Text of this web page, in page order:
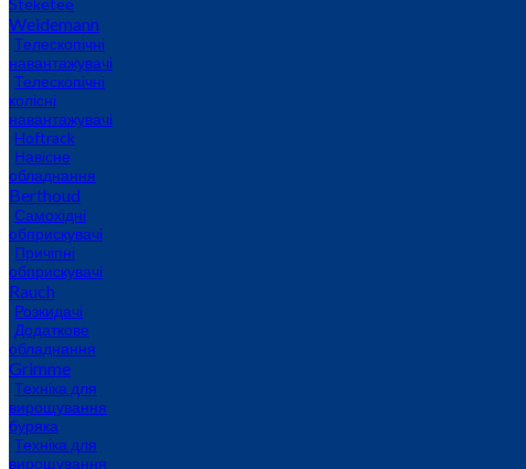
Steketee
Weidemann
Телескопічні
навантажувачі
Телескопічні
колісні
навантажувачі
Hoftrack
Навісне
обладнання
Berthoud
Самохідні
обприскувачі
Причіпні
обприскувачі
Rauch
Розкидачі
Додаткове
обладнання
Grimme
Техніка для
вирощування
буряка
Техніка для
вирощування